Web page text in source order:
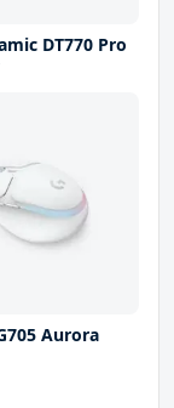
DT770 Pro
Aurora